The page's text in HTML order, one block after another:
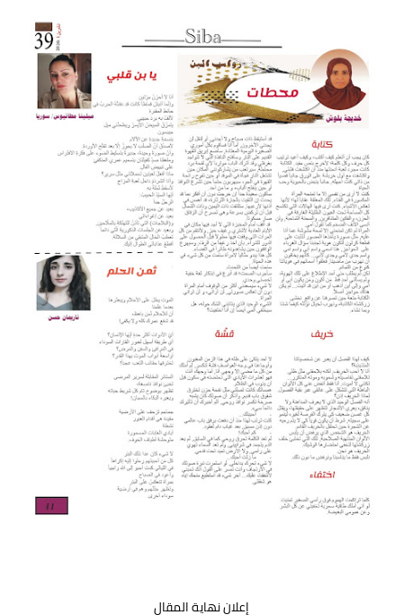
إعلان نهاية المقال